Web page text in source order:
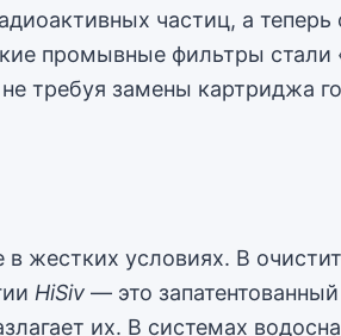
частиц, а
промывные фильтры
требуя замены картриджа
жестких условиях. В
HiSiv — это
их. В системах